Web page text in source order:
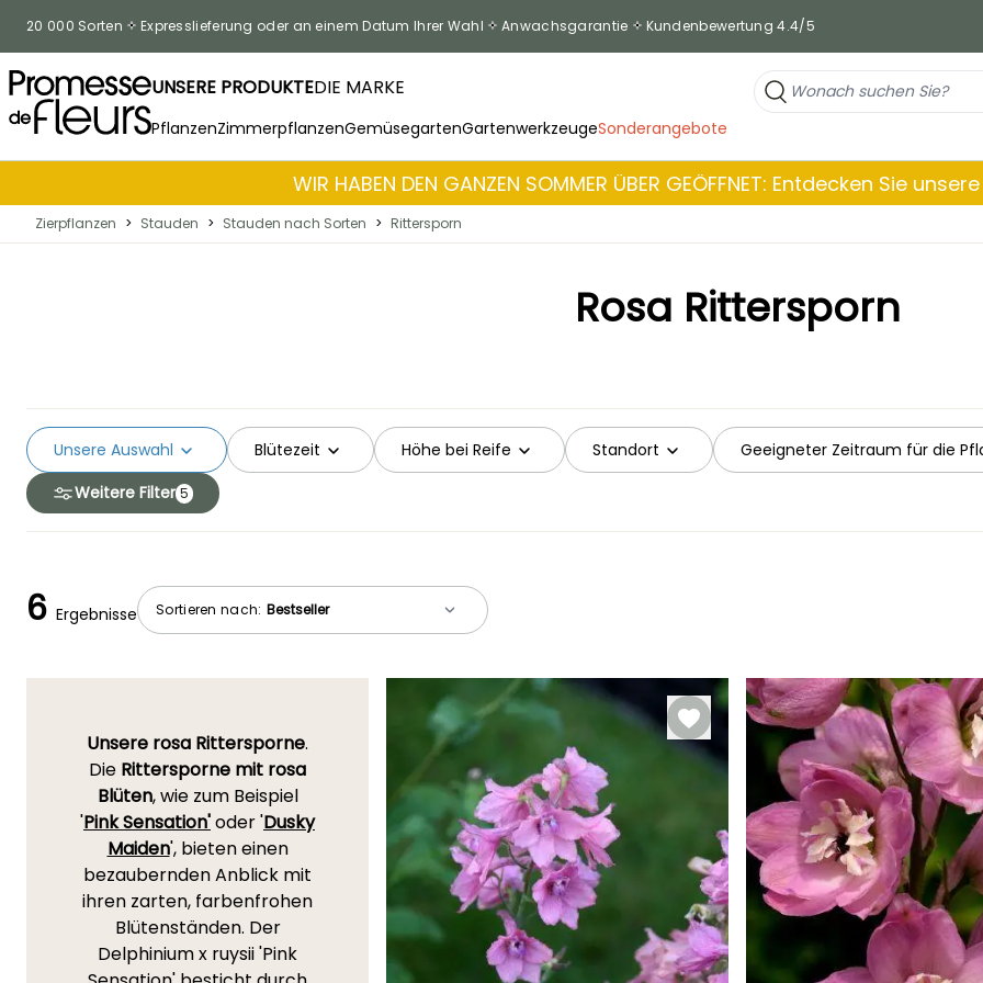
20 000 Sorten Expresslieferung oder an einem Datum Ihrer Wahl Anwachsgarantie Kundenbewertung 4.4/5
UNSERE PRODUKTEDIE MARKE
PflanzenZimmerpflanzenGemüsegartenGartenwerkzeugeSonderangebote
WIR HABEN DEN GANZEN SOMMER ÜBER GEÖFFNET: Entdecken Sie
Zierpflanzen > Stauden > Stauden nach Sorten > Rittersporn
Rosa Rittersporn
Blütezeit Höhe bei Reife Standort Geeigneter Zeitraum für die
Unsere Auswahl
Weitere Filter 5
Sortieren nach:
6 Ergebnisse
Unsere rosa Rittersporne.
Die Rittersporne mit rosa
Blüten, wie zum Beispiel
'Pink Sensation'oder 'Dusky
Maiden', bieten einen
bezaubernden Anblick mit
ihren zarten, farbenfrohen
Blütenständen. Der
Delphinium x ruysii 'Pink